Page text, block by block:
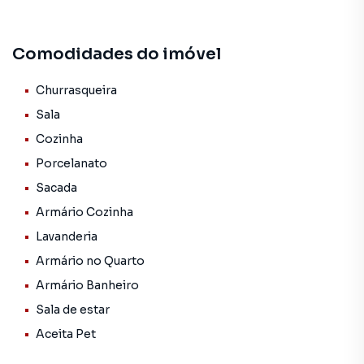
- Banheiro com acesso aos 2 quartos no pavimento
- Lavabo
- Ampla cozinha
- Área de serviço
- Quintal
- 2 vagas de garagem
Condomínio conta com a estrutura de
- 2 piscinas (adulto e infantil)
- Academia
- Salão de festas
- Área Pet
- Playground
Comodidades do imóvel
Churrasqueira
Sala
Cozinha
Porcelanato
Sacada
Armário Cozinha
Lavanderia
Armário no Quarto
Armário Banheiro
Sala de estar
Aceita Pet